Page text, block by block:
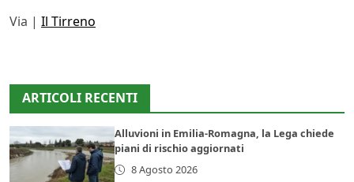
Via | Il Tirreno
ARTICOLI RECENTI
Alluvioni in Emilia-Romagna, la Lega chiede
piani di rischio aggiornati
8 Agosto 2026